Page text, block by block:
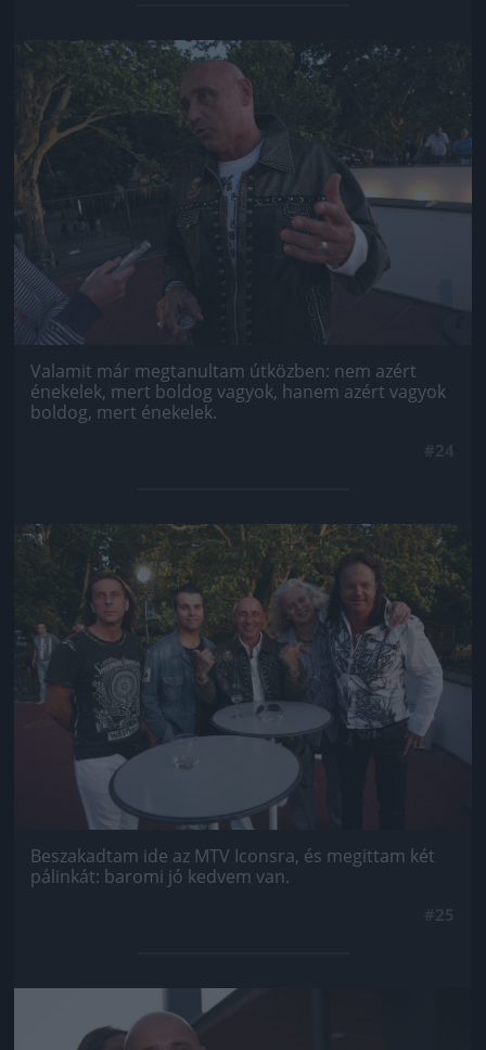
Jön még kép!
Valamit már megtanultam útközben: nem azért
énekelek, mert boldog vagyok, hanem azért vagyok
boldog, mert énekelek.
Jön még kép!
Beszakadtam ide az MTV Iconsra, és megittam két
pálinkát: baromi jó kedvem van.
Jön még kép!